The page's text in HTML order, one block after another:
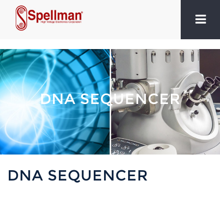
DNA SEQUENCER
DNA SEQUENCER